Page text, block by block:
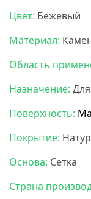
Цвет: Бежевый
Материал:
Область
Назначение:
Поверхность:
Покрытие:
Основа: Сетка
Страна